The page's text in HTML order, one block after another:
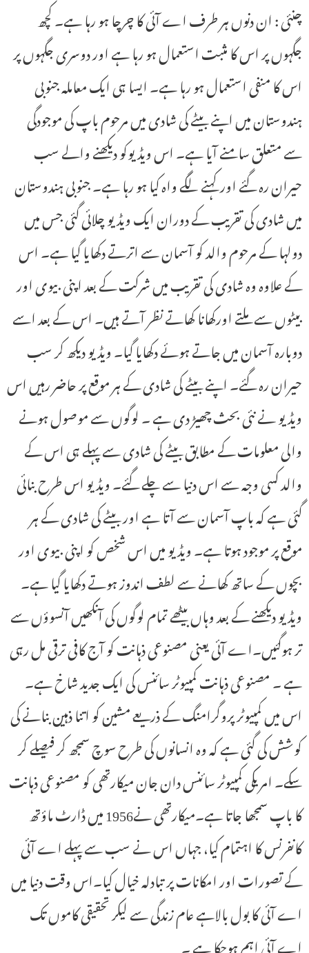
چنئی : ان دنوں ہر طرف اے آئی کا چرچا ہو رہا ہے۔ کچھ
جگہوں پر اس کا مثبت استعمال ہو رہا ہے اور دوسری جگہوں پر
اس کا منفی استعمال ہو رہا ہے۔ ایسا ہی ایک معاملہ جنوبی
ہندوستان میں اپنے بیٹے کی شادی میں مرحوم باپ کی موجودگی
سے متعلق سامنے آیا ہے۔ اس ویڈیوکو دیکھنے والے سب
حیران رہ گئے اور کہنے لگے واہ کیا ہو رہا ہے۔ جنوبی ہندوستان
میں شادی کی تقریب کے دوران ایک ویڈیو چلائی گئی جس میں
دولہا کے مرحوم والد کو آسمان سے اترتے دکھایا گیا ہے۔ اس
کے علاوہ وہ شادی کی تقریب میں شرکت کے بعد اپنی بیوی اور
بیٹوں سے ملتے اورکھانا کھاتے نظر آتے ہیں۔ اس کے بعد اسے
دوبارہ آسمان میں جاتے ہوئے دکھایا گیا۔ ویڈیو دیکھ کر سب
حیران رہ گئے۔ اپنے بیٹے کی شادی کے ہر موقع پر حاضر رہیں اس
ویڈیو نے نئی بحث چھیڑ دی ہے ۔ لوگوں سے موصول ہونے
والی معلومات کے مطابق بیٹے کی شادی سے پہلے ہی اس کے
والد کسی وجہ سے اس دنیا سے چلے گئے۔ ویڈیو اس طرح بنائی
گئی ہے کہ باپ آسمان سے آتا ہے اور بیٹے کی شادی کے ہر
موقع پر موجود ہوتا ہے۔ ویڈیو میں اس شخص کو اپنی بیوی اور
بچوں کے ساتھ کھانے سے لطف اندوز ہوتے دکھایا گیا ہے۔
ویڈیو دیکھنے کے بعد وہاں بیٹھے تمام لوگوں کی آنکھیں آنسوؤں سے
تر ہوگئیں۔اے آئی یعنی مصنوعی ذہانت کو آج کافی ترقی مل رہی
ہے ۔ مصنوعی ذہانت کمپیوٹر سائنس کی ایک جدید شاخ ہے۔
اس میں کمپیوٹر پروگرامنگ کے ذریعے مشین کو اتنا ذہین بنانے کی
کوشش کی گئی ہے کہ وہ انسانوں کی طرح سوچ سمجھ کر فیصلے کر
سکے۔ امریکی کمپیوٹر سائنس دان جان میکارتھی کو مصنوعی ذہانت
کا باپ سمجھا جاتا ہے۔میکارتھی نے1956 میں ڈارٹ ماؤتھ
کانفرنس کا اہتمام کیا، جہاں اس نے سب سے پہلے اے آئی
کے تصورات اور امکانات پر تبادلہ خیال کیا۔اس وقت دنیا میں
اے آئی کا بول بالاہے عام زندگی سے لیکر تحقیقی کاموں تک
اے آئی اہم ہوچکا ہے ۔